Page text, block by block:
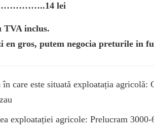
lei
TVA inclus.
en gros, putem negocia preturile in
care este situată exploatația agricolă:
exploatației agricole: Prelucram